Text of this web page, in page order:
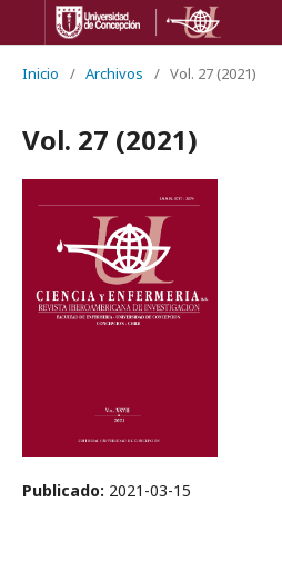
Inicio / Archivos / Vol. 27 (2021)
Vol. 27 (2021)
Publicado: 2021-03-15